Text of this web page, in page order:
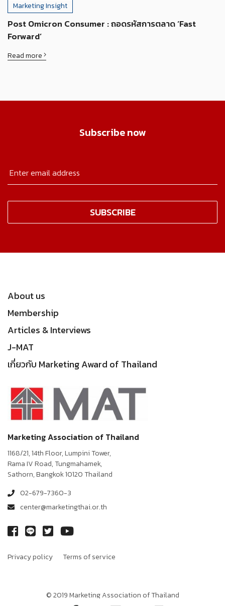
Marketing Insight
Post Omicron Consumer : ถอดรหัสการตลาด ‘Fast
Forward’
Read more
Subscribe now
About us
Membership
Articles & Interviews
J-MAT
เกี่ยวกับ Marketing Award of Thailand
Marketing Association of Thailand
1168/21, 14th Floor, Lumpini Tower,
Rama IV Road, Tungmahamek,
Sathorn, Bangkok 10120 Thailand
02-679-7360-3
center@marketingthai.or.th
Privacy policy Terms of service
© 2019 Marketing Association of Thailand